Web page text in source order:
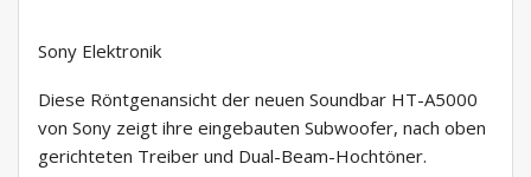
Sony Elektronik
Diese Röntgenansicht der neuen Soundbar HT-A5000
von Sony zeigt ihre eingebauten Subwoofer, nach oben
gerichteten Treiber und Dual-Beam-Hochtöner.